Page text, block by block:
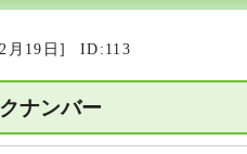
月19日] ID:113
ナンバー